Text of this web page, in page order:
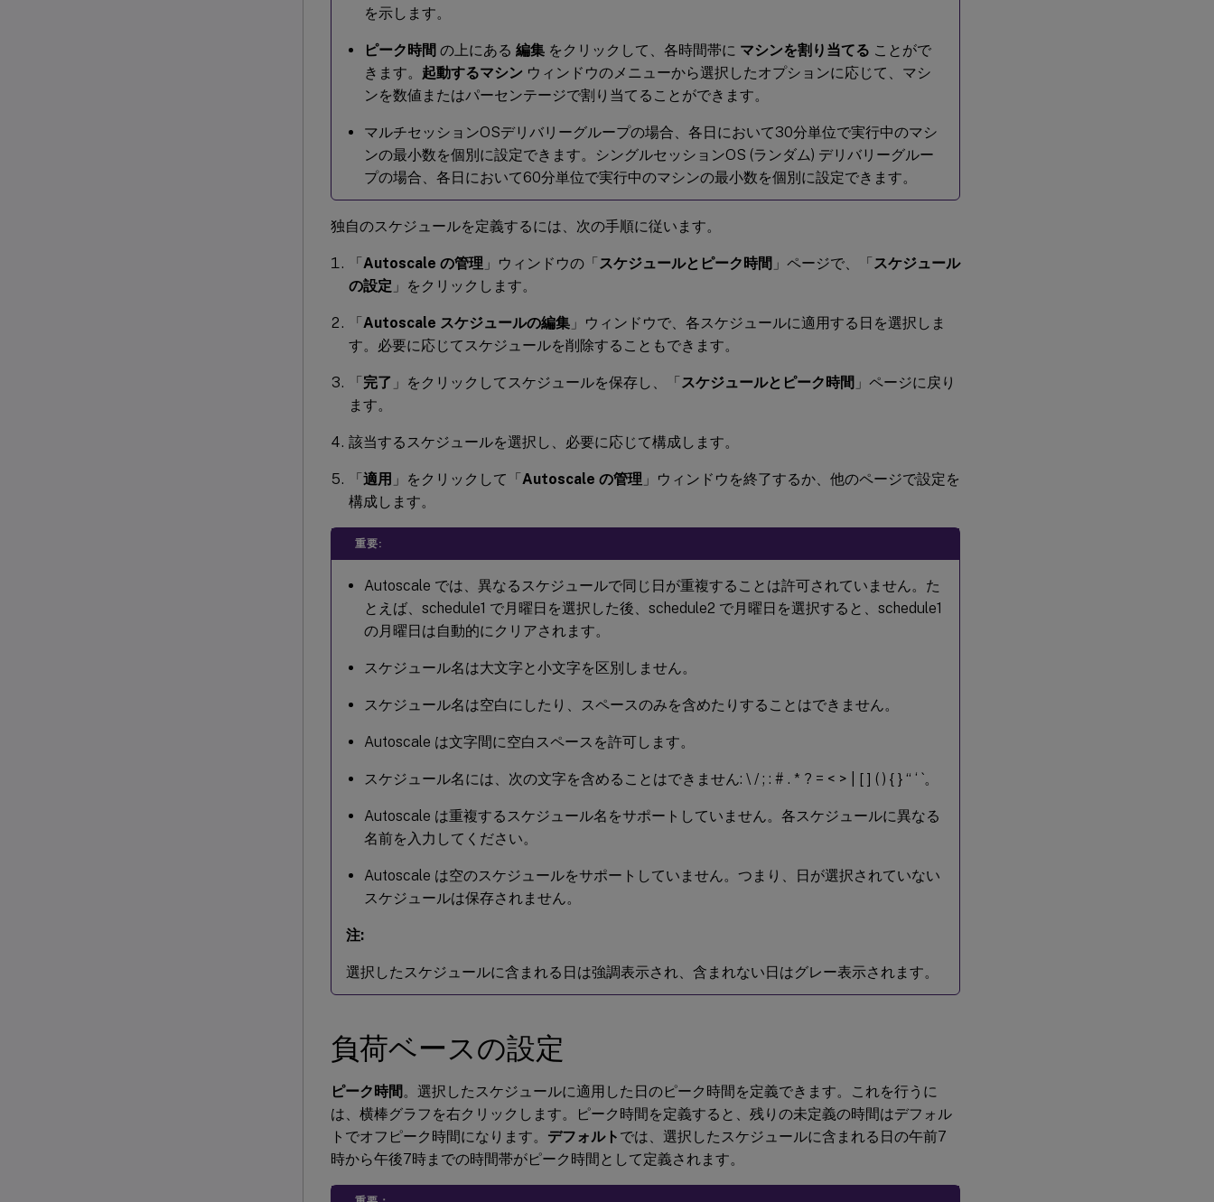
を示します。
ピーク時間 の上にある 編集 をクリックして、各時間帯に マシンを割り当てる ことがで
きます。 起動するマシン ウィンドウのメニューから選択したオプションに応じて、マシ
ンを数値またはパーセンテージで割り当てることができます。
マルチセッションOSデリバリーグループの場合、各日において30分単位で実行中のマシ
ンの最小数を個別に設定できます。シングルセッションOS (ランダム) デリバリーグルー
プの場合、各日において60分単位で実行中のマシンの最小数を個別に設定できます。
独自のスケジュールを定義するには、次の手順に従います。
「Autoscale の管理 」ウィンドウの「スケジュールとピーク時間 」ページで、「スケジュール
の設定 」をクリックします。
「Autoscale スケジュールの編集 」ウィンドウで、各スケジュールに適用する日を選択しま
す。必要に応じてスケジュールを削除することもできます。
「完了 」をクリックしてスケジュールを保存し、「スケジュールとピーク時間 」ページに戻り
ます。
該当するスケジュールを選択し、必要に応じて構成します。
「適用 」をクリックして「Autoscale の管理 」ウィンドウを終了するか、他のページで設定を
構成します。
重要:
Autoscale では、異なるスケジュールで同じ日が重複することは許可されていません。た
とえば、schedule1 で月曜日を選択した後、schedule2 で月曜日を選択すると、schedule1
の月曜日は自動的にクリアされます。
スケジュール名は大文字と小文字を区別しません。
スケジュール名は空白にしたり、スペースのみを含めたりすることはできません。
Autoscale は文字間に空白スペースを許可します。
スケジュール名には、次の文字を含めることはできません: \ / ; : # . * ? = < > | [ ] ( ) { } “ ‘ `。
Autoscale は重複するスケジュール名をサポートしていません。各スケジュールに異なる
名前を入力してください。
Autoscale は空のスケジュールをサポートしていません。つまり、日が選択されていない
スケジュールは保存されません。
注:
選択したスケジュールに含まれる日は強調表示され、含まれない日はグレー表示されます。
負荷ベースの設定
ピーク時間 。選択したスケジュールに適用した日のピーク時間を定義できます。これを行うに
は、横棒グラフを右クリックします。ピーク時間を定義すると、残りの未定義の時間はデフォル
トでオフピーク時間になります。 デフォルト では、選択したスケジュールに含まれる日の午前7
時から午後7時までの時間帯がピーク時間として定義されます。